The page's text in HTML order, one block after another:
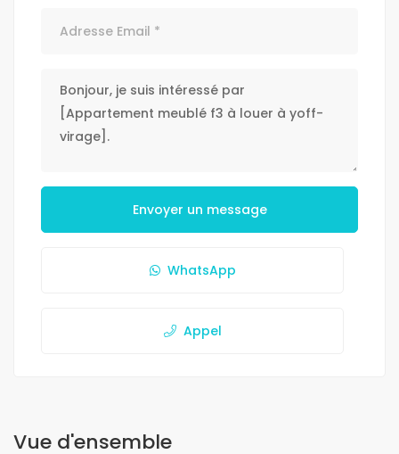
Envoyer un message
WhatsApp
Appel
Vue d'ensemble